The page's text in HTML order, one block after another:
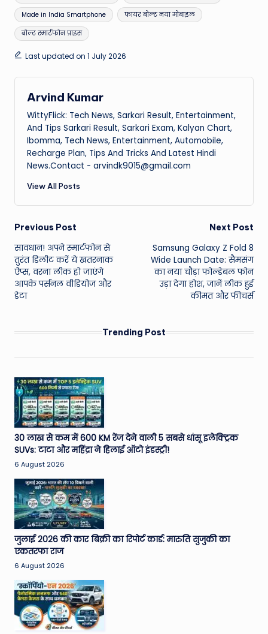
Made in India Smartphone फायर बोल्ट नया मोबाइल
बोल्ट स्मार्टफोन प्राइस
Last updated on 1 July 2026
Arvind Kumar
WittyFlick: Tech News, Sarkari Result, Entertainment,
And Tips Sarkari Result, Sarkari Exam, Kalyan Chart,
Ibomma, Tech News, Entertainment, Automobile,
Recharge Plan, Tips And Tricks And Latest Hindi
News.Contact - arvindk9015@gmail.com
View All Posts
Post
navigation
Previous Post
सावधान! अपने स्मार्टफोन से
तुरंत डिलीट करें ये खतरनाक
ऐप्स, वरना लीक हो जाएंगे
आपके पर्सनल वीडियोज और
डेटा
Next Post
Samsung Galaxy Z Fold 8
Wide Launch Date: सैमसंग
का नया चौड़ा फोल्डेबल फोन
उड़ा देगा होश, जानें लीक हुई
कीमत और फीचर्स
Trending Post
30 लाख से कम में 600 KM रेंज देने वाली 5 सबसे धांसू इलेक्ट्रिक
SUVs: टाटा और महिंद्रा ने हिलाई ऑटो इंडस्ट्री!
6 August 2026
जुलाई 2026 की कार बिक्री का रिपोर्ट कार्ड: मारुति सुजुकी का
एकतरफा राज
6 August 2026